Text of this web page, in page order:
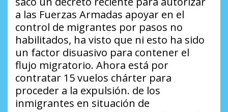
a las Fuerzas Armadas apoyar en el
control de migrantes por pasos no
habilitados, ha visto que ni esto ha sido
un factor disuasivo para contener el
flujo migratorio. Ahora está por
contratar 15 vuelos chárter para
proceder a la expulsión. de los
inmigrantes en situación de